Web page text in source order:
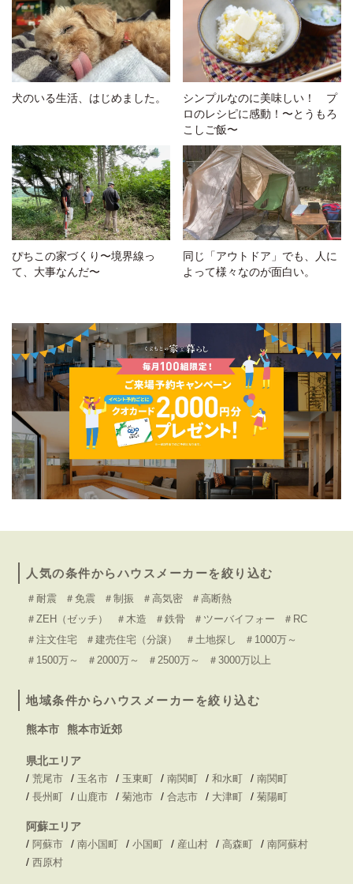
犬のいる生活、はじめました。
シンプルなのに美味しい！ プ
ロのレシピに感動！〜とうもろ
こしご飯〜
ぴちこの家づくり〜境界線っ
て、大事なんだ〜
同じ「アウトドア」でも、人に
よって様々なのが面白い。
人気の条件からハウスメーカーを絞り込む
＃耐震 ＃免震 ＃制振 ＃高気密
＃高断熱
＃ZEH（ゼッチ）
＃木造 ＃鉄骨 ＃ツーバイフォー
＃RC
＃注文住宅
＃建売住宅（分譲） ＃土地探し
＃1000万～
＃1500万～
＃2000万～ ＃2500万～ ＃3000万以上
地域条件からハウスメーカーを絞り込む
熊本市 熊本市近郊
県北エリア
/ 荒尾市 / 玉名市 / 玉東町 / 南関町 / 和水町 / 南関町
/ 長州町 / 山鹿市 / 菊池市 / 合志市 / 大津町 / 菊陽町
阿蘇エリア
/ 阿蘇市 / 南小国町 / 小国町 / 産山村 / 高森町 / 南阿蘇村
/ 西原村